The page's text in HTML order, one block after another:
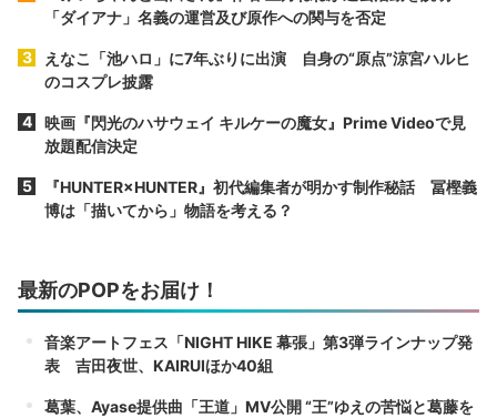
「ダイアナ」名義の運営及び原作への関与を否定
えなこ「池ハロ」に7年ぶりに出演 自身の“原点”涼宮ハルヒ
のコスプレ披露
映画『閃光のハサウェイ キルケーの魔女』Prime Videoで見
放題配信決定
『HUNTER×HUNTER』初代編集者が明かす制作秘話 冨樫義
博は「描いてから」物語を考える？
最新のPOPをお届け！
音楽アートフェス「NIGHT HIKE 幕張」第3弾ラインナップ発
表 吉田夜世、KAIRUIほか40組
葛葉、Ayase提供曲「王道」MV公開 “王”ゆえの苦悩と葛藤を